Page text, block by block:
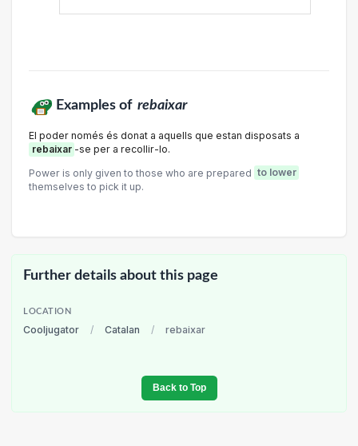
Examples of rebaixar
El poder només és donat a aquells que estan disposats a
rebaixar -se per a recollir-lo.
Power is only given to those who are prepared to lower
themselves to pick it up.
Further details about this page
LOCATION
Cooljugator / Catalan / rebaixar
Back to Top